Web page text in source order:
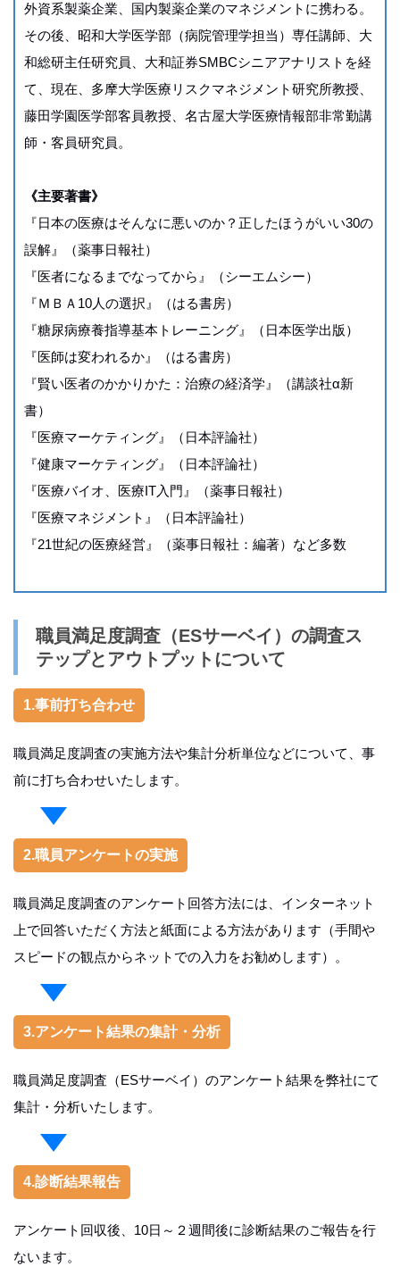
外資系製薬企業、国内製薬企業のマネジメントに携わる。
その後、昭和大学医学部（病院管理学担当）専任講師、大
和総研主任研究員、大和証券SMBCシニアアナリストを経
て、現在、多摩大学医療リスクマネジメント研究所教授、
藤田学園医学部客員教授、名古屋大学医療情報部非常勤講
師・客員研究員。
《主要著書》
『日本の医療はそんなに悪いのか？正したほうがいい30の
誤解』（薬事日報社）
『医者になるまでなってから』（シーエムシー）
『ＭＢＡ10人の選択』（はる書房）
『糖尿病療養指導基本トレーニング』（日本医学出版）
『医師は変われるか』（はる書房）
『賢い医者のかかりかた：治療の経済学』（講談社α新
書）
『医療マーケティング』（日本評論社）
『健康マーケティング』（日本評論社）
『医療バイオ、医療IT入門』（薬事日報社）
『医療マネジメント』（日本評論社）
『21世紀の医療経営』（薬事日報社：編著）など多数
職員満足度調査（ESサーベイ）の調査ス
テップとアウトプットについて
1.事前打ち合わせ
職員満足度調査の実施方法や集計分析単位などについて、事
前に打ち合わせいたします。
2.職員アンケートの実施
職員満足度調査のアンケート回答方法には、インターネット
上で回答いただく方法と紙面による方法があります（手間や
スピードの観点からネットでの入力をお勧めします）。
3.アンケート結果の集計・分析
職員満足度調査（ESサーベイ）のアンケート結果を弊社にて
集計・分析いたします。
4.診断結果報告
アンケート回収後、10日～２週間後に診断結果のご報告を行
ないます。